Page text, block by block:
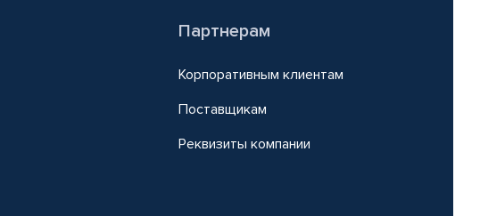
Партнерам
Корпоративным клиентам
Поставщикам
Реквизиты компании